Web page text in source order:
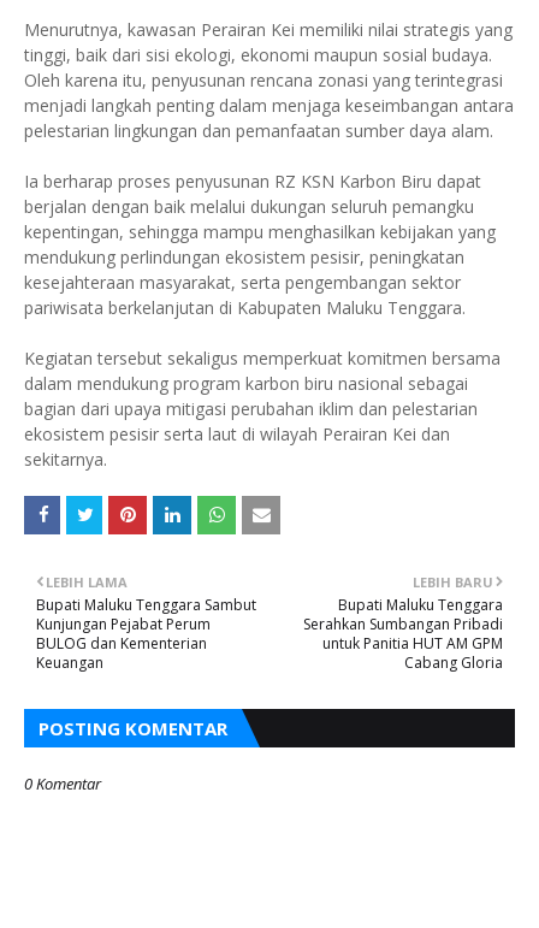
Menurutnya, kawasan Perairan Kei memiliki nilai strategis yang
tinggi, baik dari sisi ekologi, ekonomi maupun sosial budaya.
Oleh karena itu, penyusunan rencana zonasi yang terintegrasi
menjadi langkah penting dalam menjaga keseimbangan antara
pelestarian lingkungan dan pemanfaatan sumber daya alam.
Ia berharap proses penyusunan RZ KSN Karbon Biru dapat
berjalan dengan baik melalui dukungan seluruh pemangku
kepentingan, sehingga mampu menghasilkan kebijakan yang
mendukung perlindungan ekosistem pesisir, peningkatan
kesejahteraan masyarakat, serta pengembangan sektor
pariwisata berkelanjutan di Kabupaten Maluku Tenggara.
Kegiatan tersebut sekaligus memperkuat komitmen bersama
dalam mendukung program karbon biru nasional sebagai
bagian dari upaya mitigasi perubahan iklim dan pelestarian
ekosistem pesisir serta laut di wilayah Perairan Kei dan
sekitarnya.
LEBIH BARU
Bupati Maluku Tenggara
Serahkan Sumbangan Pribadi
untuk Panitia HUT AM GPM
Cabang Gloria
LEBIH LAMA
Bupati Maluku Tenggara Sambut
Kunjungan Pejabat Perum
BULOG dan Kementerian
Keuangan
POSTING KOMENTAR
0 Komentar